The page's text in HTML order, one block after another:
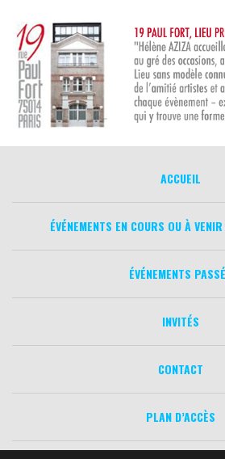
contenu
ACCUEIL
ÉVÉNEMENTS EN COURS OU À
ÉVÉNEMENTS
INVITÉS
CONTACT
PLAN D’ACCÈS